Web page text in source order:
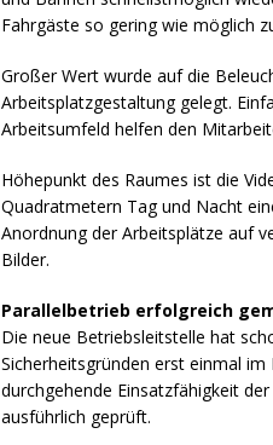
Fahrgäste so gering wie möglich
Großer Wert wurde auf die
Arbeitsplatzgestaltung gelegt.
Arbeitsumfeld helfen den
Höhepunkt des Raumes ist die
Quadratmetern Tag und Nacht
Anordnung der Arbeitsplätze auf
Bilder.
Parallelbetrieb erfolgreich
Die neue Betriebsleitstelle hat
Sicherheitsgründen erst einmal
durchgehende Einsatzfähigkeit
ausführlich geprüft.